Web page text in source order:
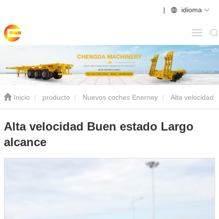
| idioma
Inicio producto Nuevos coches Enerney
Buen estado Largo alcance
Alta velocidad Buen estado Largo
alcance